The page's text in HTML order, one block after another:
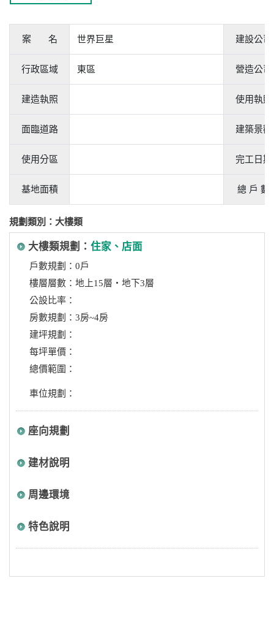
案 名 世界巨星 建設公司
行政區域 東區 營造公司
建造執照 使用執照
面臨道路 建築景觀
使用分區 完工日期
基地面積 總 戶 數
規劃類別：大樓類
大樓類規劃： 住家、店面
戶數規劃：0戶
樓層層數：地上15層‧地下3層
公設比率：
房數規劃：3房~4房
建坪規劃：
每坪單價：
總價範圍：
車位規劃：
座向規劃
建材說明
周邊環境
特色說明